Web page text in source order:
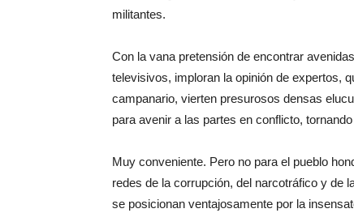
militantes.
Con la vana pretensión de encontrar
televisivos, imploran la opinión de expertos,
campanario, vierten presurosos densas
para avenir a las partes en conflicto,
Muy conveniente. Pero no para el pueblo
redes de la corrupción, del narcotráfico y de
se posicionan ventajosamente por la